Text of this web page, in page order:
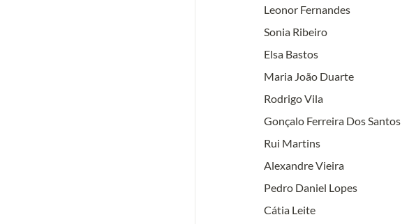
Leonor Fernandes
Sonia Ribeiro
Elsa Bastos
Maria João Duarte
Rodrigo Vila
Gonçalo Ferreira Dos Santos
Rui Martins
Alexandre Vieira
Pedro Daniel Lopes
Cátia Leite